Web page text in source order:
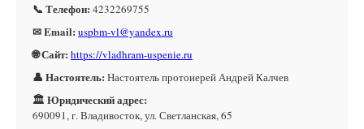
📞 Телефон: 4232269755
✉ Email: uspbm-vl@yandex.ru
🌐 Сайт: https://vladhram-uspenie.ru
👤 Настоятель: Настоятель протоиерей Андрей Калчев
🏛 Юридический адрес:
690091, г. Владивосток, ул. Светланская, 65